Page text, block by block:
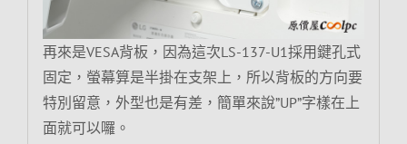
再來是VESA背板，因為這次LS-137-U1採用鍵孔式
固定，螢幕算是半掛在支架上，所以背板的方向要
特別留意，外型也是有差，簡單來說”UP”字樣在上
面就可以囉。